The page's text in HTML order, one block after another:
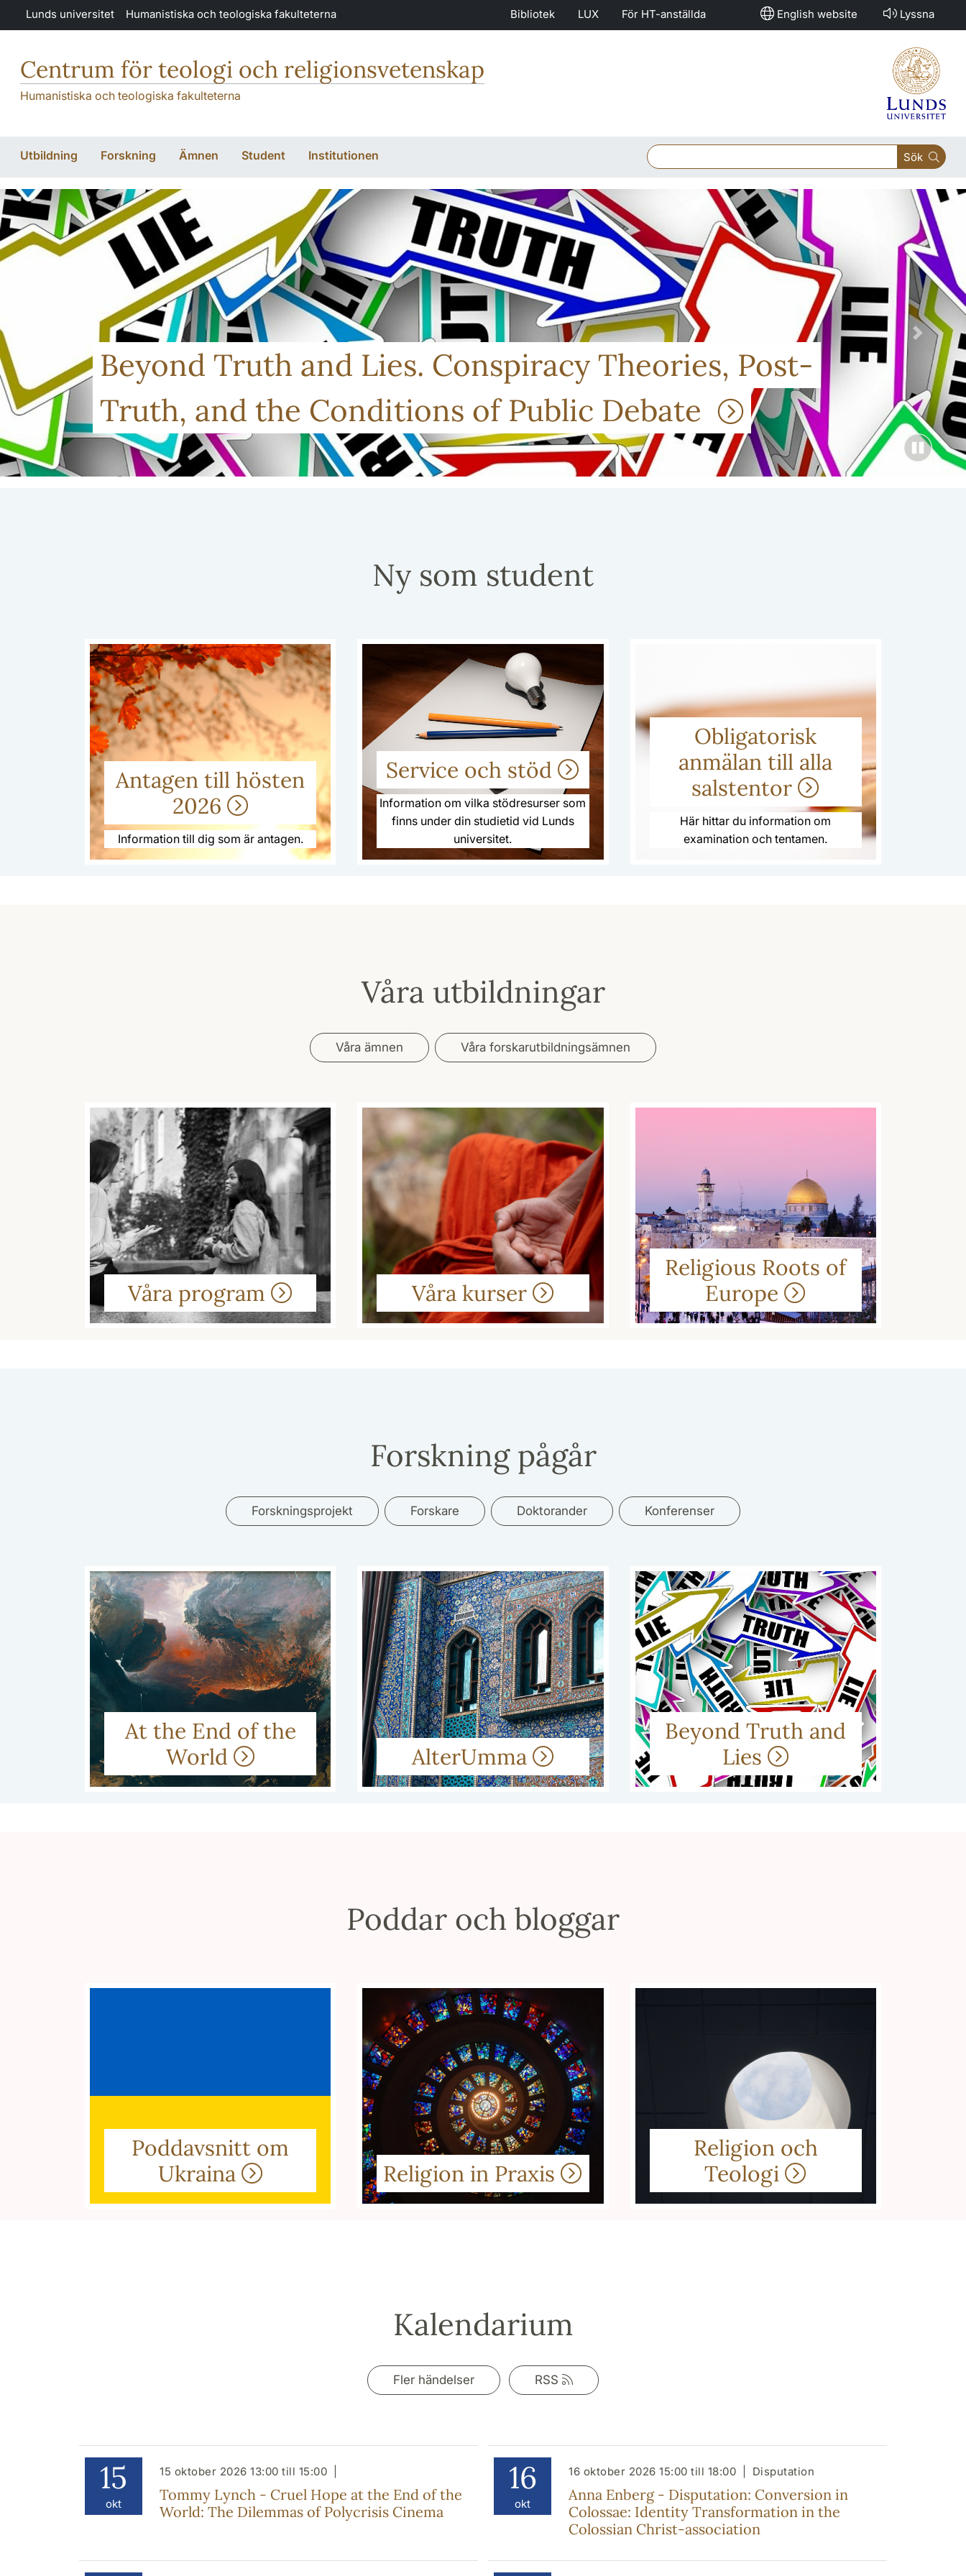
Hoppa till huvudinnehåll
Lunds universitet Humanistiska och teologiska fakulteterna Bibliotek LUX För HT-anställda English website Lyssna
Centrum för teologi och religionsvetenskap
Humanistiska och teologiska fakulteterna
Utbildning Forskning Ämnen Student Institutionen Sök
Beyond Truth and Lies. Conspiracy Theories, Post-
Truth, and the Conditions of Public Debate
Nästa
Ny som student
Antagen till hösten
2026
Information till dig som är antagen.
Service och stöd
Information om vilka stödresurser som
finns under din studietid vid Lunds
universitet.
Obligatorisk
anmälan till alla
salstentor
Här hittar du information om
examination och tentamen.
Våra utbildningar
Våra ämnen Våra forskarutbildningsämnen
Våra program Våra kurser
Religious Roots of
Europe
Forskning pågår
Forskningsprojekt Forskare Doktorander Konferenser
At the End of the
World
AlterUmma
Beyond Truth and
Lies
Poddar och bloggar
Poddavsnitt om
Ukraina
Religion in Praxis
Religion och
Teologi
Kalendarium
Fler händelser
Rss-
flöde
RSS
15
okt
15 oktober 2026 13:00 till 15:00
Tommy Lynch - Cruel Hope at the End of the
World: The Dilemmas of Polycrisis Cinema
16
okt
16 oktober 2026 15:00 till 18:00 Disputation
Anna Enberg - Disputation: Conversion in
Colossae: Identity Transformation in the
Colossian Christ-association